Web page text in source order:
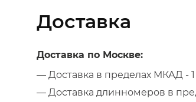
Доставка
Доставка по Москве:
— Доставка в пределах МКАД -
— Доставка длинномеров в